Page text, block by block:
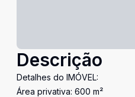
Descrição
Detalhes do IMÓVEL:
Área privativa: 600 m²